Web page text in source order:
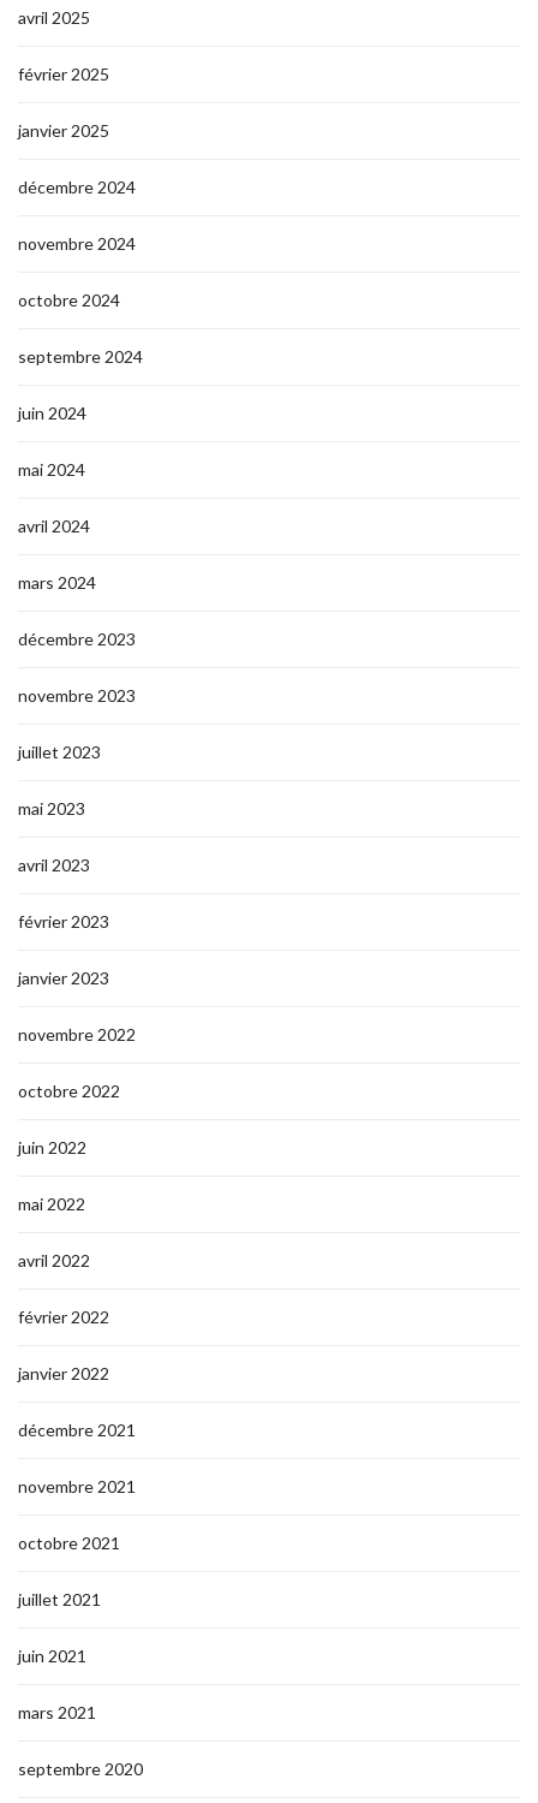
avril 2025
février 2025
janvier 2025
décembre 2024
novembre 2024
octobre 2024
septembre 2024
juin 2024
mai 2024
avril 2024
mars 2024
décembre 2023
novembre 2023
juillet 2023
mai 2023
avril 2023
février 2023
janvier 2023
novembre 2022
octobre 2022
juin 2022
mai 2022
avril 2022
février 2022
janvier 2022
décembre 2021
novembre 2021
octobre 2021
juillet 2021
juin 2021
mars 2021
septembre 2020